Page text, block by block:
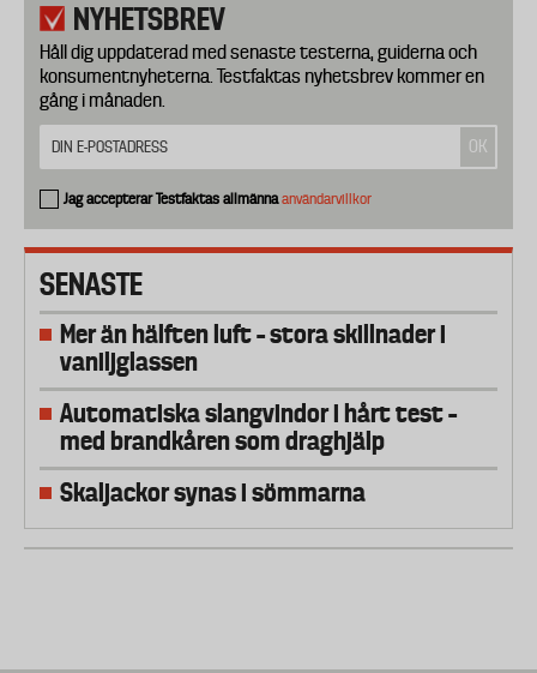
NYHETSBREV
Håll dig uppdaterad med senaste testerna, guiderna och
konsumentnyheterna. Testfaktas nyhetsbrev kommer en
gång i månaden.
Jag accepterar Testfaktas allmännaanvändarvillkor
SENASTE
Mer än hälften luft – stora skillnader i
vaniljglassen
Automatiska slangvindor i hårt test –
med brandkåren som draghjälp
Skaljackor synas i sömmarna